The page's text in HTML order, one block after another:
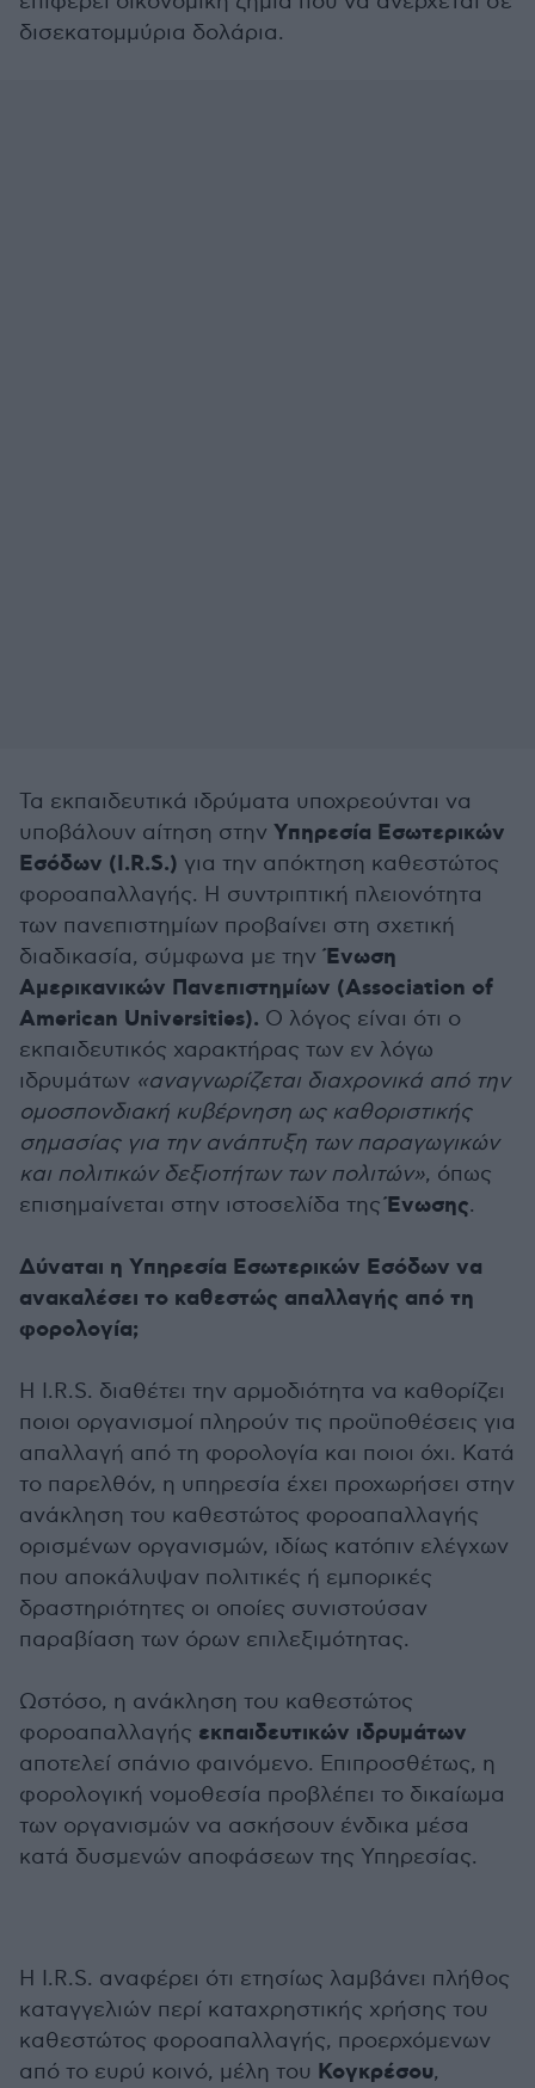
δισεκατομμύρια δολάρια.
Τα εκπαιδευτικά ιδρύματα υποχρεούνται να
υποβάλουν αίτηση στην Υπηρεσία Εσωτερικών
Εσόδων (I.R.S.) για την απόκτηση καθεστώτος
φοροαπαλλαγής. Η συντριπτική πλειονότητα
των πανεπιστημίων προβαίνει στη σχετική
διαδικασία, σύμφωνα με την Ένωση
Αμερικανικών Πανεπιστημίων (Association of
American Universities). Ο λόγος είναι ότι ο
εκπαιδευτικός χαρακτήρας των εν λόγω
ιδρυμάτων «αναγνωρίζεται διαχρονικά από την
ομοσπονδιακή κυβέρνηση ως καθοριστικής
σημασίας για την ανάπτυξη των παραγωγικών
και πολιτικών δεξιοτήτων των πολιτών», όπως
επισημαίνεται στην ιστοσελίδα τηςΈνωσης.
Δύναται η Υπηρεσία Εσωτερικών Εσόδων να
ανακαλέσει το καθεστώς απαλλαγής από τη
φορολογία;
Η I.R.S. διαθέτει την αρμοδιότητα να καθορίζει
ποιοι οργανισμοί πληρούν τις προϋποθέσεις για
απαλλαγή από τη φορολογία και ποιοι όχι. Κατά
το παρελθόν, η υπηρεσία έχει προχωρήσει στην
ανάκληση του καθεστώτος φοροαπαλλαγής
ορισμένων οργανισμών, ιδίως κατόπιν ελέγχων
που αποκάλυψαν πολιτικές ή εμπορικές
δραστηριότητες οι οποίες συνιστούσαν
παραβίαση των όρων επιλεξιμότητας.
Ωστόσο, η ανάκληση του καθεστώτος
φοροαπαλλαγής εκπαιδευτικών ιδρυμάτων
αποτελεί σπάνιο φαινόμενο. Επιπροσθέτως, η
φορολογική νομοθεσία προβλέπει το δικαίωμα
των οργανισμών να ασκήσουν ένδικα μέσα
κατά δυσμενών αποφάσεων της Υπηρεσίας.
Η I.R.S. αναφέρει ότι ετησίως λαμβάνει πλήθος
καταγγελιών περί καταχρηστικής χρήσης του
καθεστώτος φοροαπαλλαγής, προερχόμενων
από το ευρύ κοινό, μέλη του Κογκρέσου,